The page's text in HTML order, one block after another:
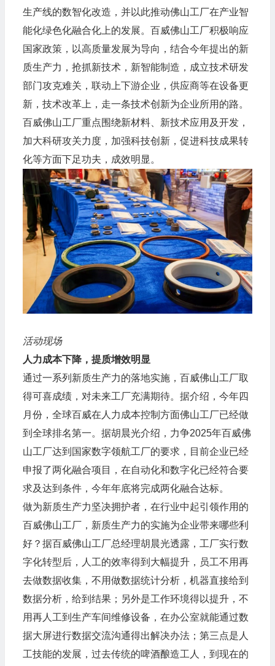
生产线的数智化改造，并以此推动佛山工厂在产业智
能化绿色化融合化上的发展。百威佛山工厂积极响应
国家政策，以高质量发展为导向，结合今年提出的新
质生产力，抢抓新技术，新智能制造，成立技术研发
部门攻克难关，联动上下游企业，供应商等在设备更
新，技术改革上，走一条技术创新为企业所用的路。
百威佛山工厂重点围绕新材料、新技术应用及开发，
加大科研攻关力度，加强科技创新，促进科技成果转
化等方面下足功夫，成效明显。
活动现场
人力成本下降，提质增效明显
通过一系列新质生产力的落地实施，百威佛山工厂取
得可喜成绩，对未来工厂充满期待。据介绍，今年四
月份，全球百威在人力成本控制方面佛山工厂已经做
到全球排名第一。据胡晨光介绍，力争2025年百威佛
山工厂达到国家数字领航工厂的要求，目前企业已经
申报了两化融合项目，在自动化和数字化已经符合要
求及达到条件，今年年底将完成两化融合达标。
做为新质生产力坚决拥护者，在行业中起引领作用的
百威佛山工厂，新质生产力的实施为企业带来哪些利
好？据百威佛山工厂总经理胡晨光透露，工厂实行数
字化转型后，人工的效率得到大幅提升，员工不用再
去做数据收集，不用做数据统计分析，机器直接给到
数据分析，给到结果；另外是工作环境得以提升，不
用再人工到生产车间维修设备，在办公室就能通过数
据大屏进行数据交流沟通得出解决办法；第三点是人
工技能的发展，过去传统的啤酒酿造工人，到现在的